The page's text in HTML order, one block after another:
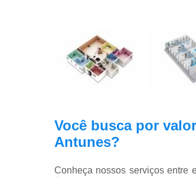
Você busca por
Antunes?
Conheça nossos serviços entre